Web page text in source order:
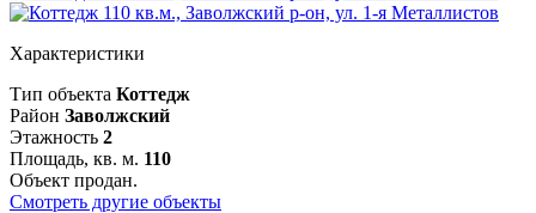
Характеристики
Тип объекта Коттедж
Район Заволжский
Этажность 2
Площадь, кв. м. 110
Объект продан.
Смотреть другие объекты